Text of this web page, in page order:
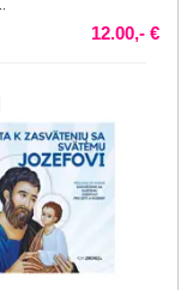
12.00,- €